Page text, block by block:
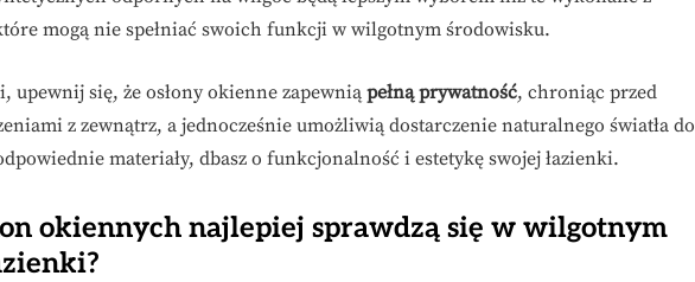
mogą nie spełniać swoich funkcji w wilgotnym środowisku.
upewnij się, że osłony okienne zapewnią pełną prywatność, chroniąc przed
z zewnątrz, a jednocześnie umożliwią dostarczenie naturalnego światła do
materiały, dbasz o funkcjonalność i estetykę swojej łazienki.
okiennych najlepiej sprawdzą się w wilgotnym